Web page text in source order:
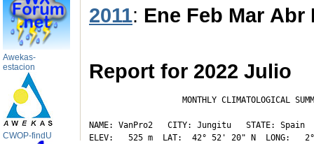
Awekas-
estacion
CWOP-findU
2011: Ene Feb Mar Abr
Report for 2022 Julio
MONTHLY CLIMATOLOGICAL
NAME: VanPro2   CITY: Jungitu   STATE: Spain
ELEV:   525 m  LAT:  42° 52' 20" N  LONG: